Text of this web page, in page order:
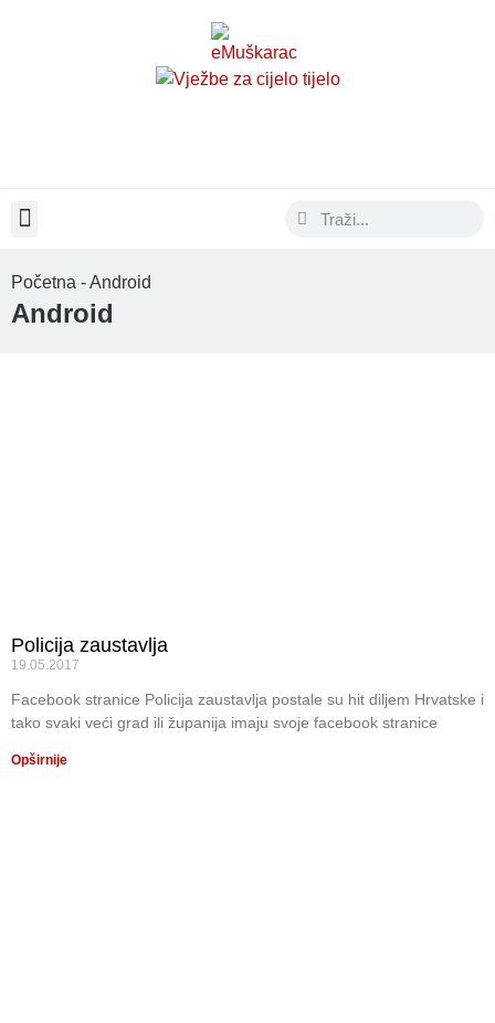
Početna - Android
Android
Policija zaustavlja
19.05.2017
Facebook stranice Policija zaustavlja postale su hit diljem Hrvatske i
tako svaki veći grad ili županija imaju svoje facebook stranice
Opširnije